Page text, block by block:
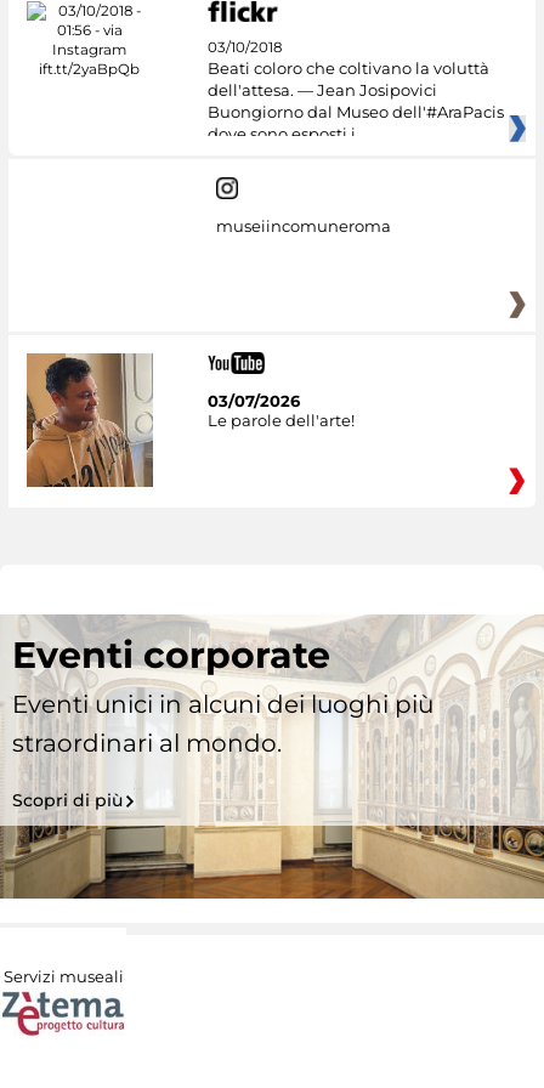
03/10/2018
Beati coloro che coltivano la voluttà
dell'attesa. — Jean Josipovici
Buongiorno dal Museo dell'#AraPacis
dove sono esposti i
museiincomuneroma
03/07/2026
Le parole dell'arte!
Eventi corporate
Eventi unici in alcuni dei luoghi più
straordinari al mondo.
Scopri di più
Servizi museali